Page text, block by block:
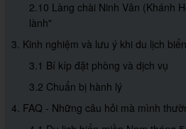
2.10 Làng chài Ninh Vân (Khánh
lành"
3. Kinh nghiệm và lưu ý khi du lịch
3.1 Bí kíp đặt phòng và dịch vụ
3.2 Chuẩn bị hành lý
4. FAQ - Những câu hỏi mà mình